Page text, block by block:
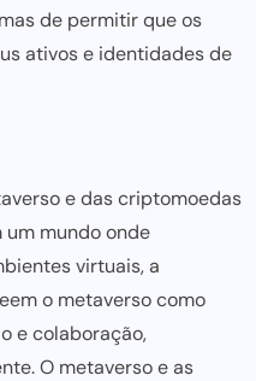
de permitir que os
ativos e identidades de
e das criptomoedas
um mundo onde
virtuais, a
o metaverso como
e colaboração,
O metaverso e as